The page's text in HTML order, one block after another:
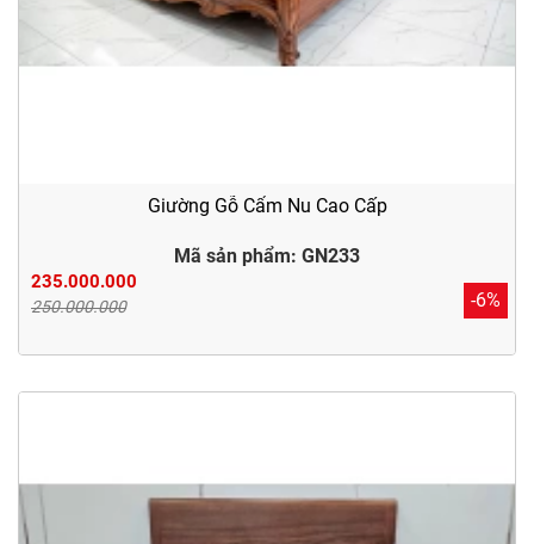
Giường Gỗ Cẩm Nu Cao Cấp
Mã sản phẩm: GN233
235.000.000
250.000.000 -6%